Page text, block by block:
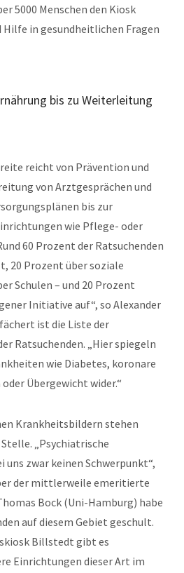
5000 Menschen den Kiosk
Hilfe in gesundheitlichen Fragen
bis zu Weiterleitung
reicht von Prävention und
von Arztgesprächen und
bis zur
wie Pflege- oder
60 Prozent der Ratsuchenden
20 Prozent über soziale
Schulen – und 20 Prozent
Initiative auf“, so Alexander
ist die Liste der
Ratsuchenden. „Hier spiegeln
wie Diabetes, koronare
Übergewicht wider.“
Krankheitsbildern stehen
„Psychiatrische
uns zwar keinen Schwerpunkt“,
der mittlerweile emeritierte
Bock (Uni-Hamburg) habe
auf diesem Gebiet geschult.
Billstedt gibt es
Einrichtungen dieser Art im